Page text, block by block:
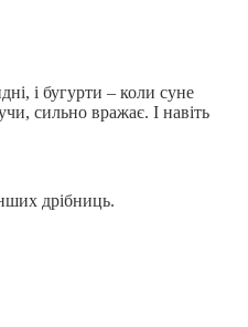
і бугурти – коли суне
сильно вражає. І навіть
дрібниць.